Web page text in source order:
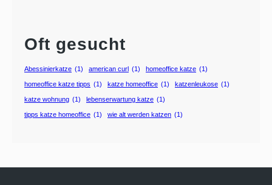
Oft gesucht
Abessinierkatze (1) american curl (1) homeoffice katze (1)
homeoffice katze tipps (1) katze homeoffice (1) katzenleukose (1)
katze wohnung (1) lebenserwartung katze (1)
tipps katze homeoffice (1) wie alt werden katzen (1)